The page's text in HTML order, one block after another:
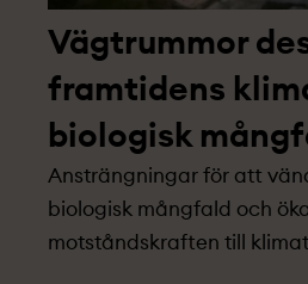
Vägtrummor
framtidens
biologisk
Ansträngningar för att
biologisk mångfald och öka
motståndskraften till